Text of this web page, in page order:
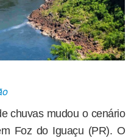
chuvas mudou o cenário
Foz do Iguaçu (PR). O